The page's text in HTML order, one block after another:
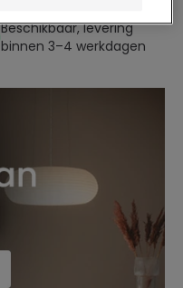
Beschikbaar, levering
binnen 3–4 werkdagen